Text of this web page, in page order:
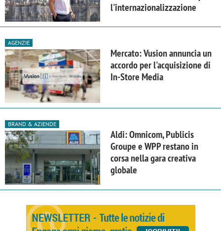
l'internazionalizzazione
AGENZIE
Mercato: Vusion annuncia un
accordo per l'acquisizione di
In-Store Media
BRAND & AZIENDE
Aldi: Omnicom, Publicis
Groupe e WPP restano in
corsa nella gara creativa
globale